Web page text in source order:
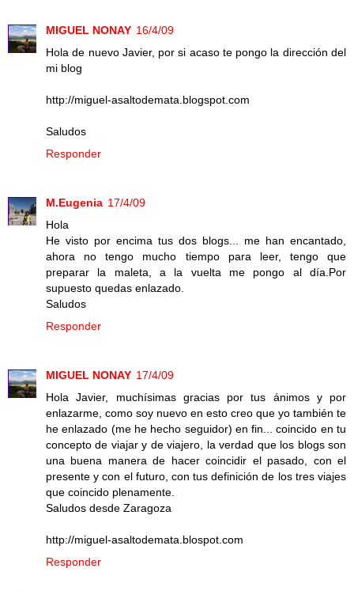
MIGUEL NONAY 16/4/09
Hola de nuevo Javier, por si acaso te pongo la dirección del
mi blog
http://miguel-asaltodemata.blogspot.com
Saludos
Responder
M.Eugenia 17/4/09
Hola
He visto por encima tus dos blogs... me han encantado,
ahora no tengo mucho tiempo para leer, tengo que
preparar la maleta, a la vuelta me pongo al día.Por
supuesto quedas enlazado.
Saludos
Responder
MIGUEL NONAY 17/4/09
Hola Javier, muchísimas gracias por tus ánimos y por
enlazarme, como soy nuevo en esto creo que yo también te
he enlazado (me he hecho seguidor) en fin... coincido en tu
concepto de viajar y de viajero, la verdad que los blogs son
una buena manera de hacer coincidir el pasado, con el
presente y con el futuro, con tus definición de los tres viajes
que coincido plenamente.
Saludos desde Zaragoza
http://miguel-asaltodemata.blospot.com
Responder